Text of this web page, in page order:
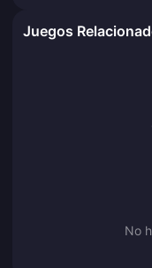
Juegos
No